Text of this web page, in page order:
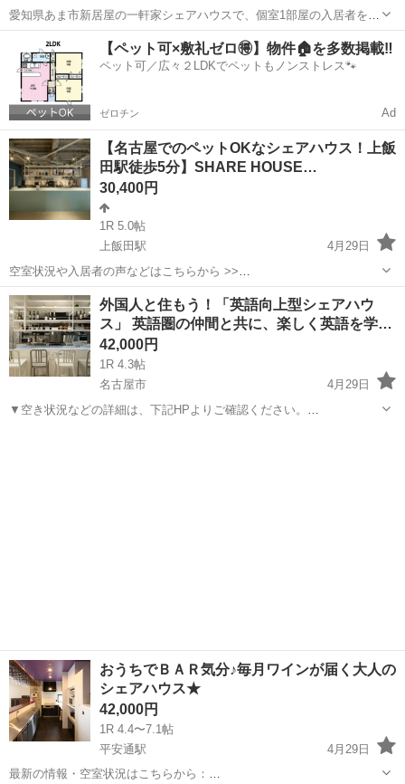
愛知県あま市新居屋の一軒家シェアハウスで、個室1部屋の入居者を募
集します。 月額42,000円で、水道・光熱費込み。 敷金・礼金なし、初
期費用0円で、すぐに住み始められます。 名古屋市内より生活費を抑
えたい方、...
七宝駅 シェアハウス 初期
【ペット可×敷礼ゼロ🉐】物件🏠を多数掲載‼️
ペット可／広々２LDKでペットもノンストレス🐾
ゼロチン Ad
【名古屋でのペットOKなシェアハウス！上飯
田駅徒歩5分】SHARE HOUSE…
30,400円
1R 5.0帖
上飯田駅
4月29日
空室状況や入居者の声などはこちらから >>
https://www.sharehouse180.net/houses/pet-share-180-kamiiida/ - - - -
駅前にイオンあり♪ 徒歩数分...
愛知 名古屋市 上飯田駅 シェアハウス トリミング
外国人と住もう！「英語向上型シェアハウ
ス」 英語圏の仲間と共に、楽しく英語を学…
42,000円
1R 4.3帖
名古屋市
4月29日
▼空き状況などの詳細は、下記HPよりご確認ください。
おうちでＢＡＲ気分♪毎月ワインが届く大人の
シェアハウス★
42,000円
1R 4.4〜7.1帖
平安通駅
4月29日
最新の情報・空室状況はこちらから：